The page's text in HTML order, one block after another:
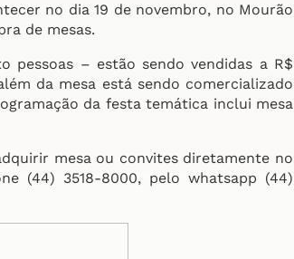
no dia 19 de novembro, no Mourão
de mesas.
pessoas – estão sendo vendidas a R$
da mesa está sendo comercializado
da festa temática inclui mesa
mesa ou convites diretamente no
(44) 3518-8000, pelo whatsapp (44)